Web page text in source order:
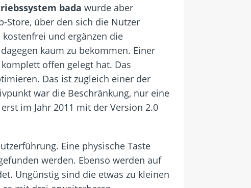
bada wurde aber
über den sich die Nutzer
und ergänzen die
kaum zu bekommen. Einer
offen gelegt hat. Das
Das ist zugleich einer der
war die Beschränkung, nur eine
im Jahr 2011 mit der Version 2.0
Eine physische Taste
werden. Ebenso werden auf
Ungünstig sind die etwas zu kleinen